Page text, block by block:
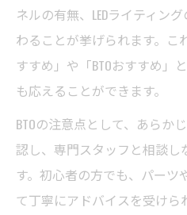
ネルの有無、LEDライティン
わることが挙げられます。こ
すすめ」や「BTOおすすめ」
も応えることができます。
BTOの注意点として、あらか
認し、専門スタッフと相談し
す。初心者の方でも、パーツ
て丁寧にアドバイスを受け